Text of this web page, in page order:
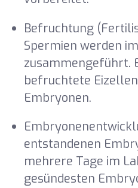
Befruchtung
Spermien werden
zusammengeführt.
befruchtete
Embryonen.
entstandenen
mehrere Tage im
gesündesten